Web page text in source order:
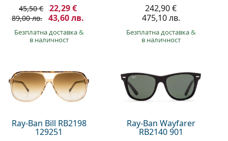
45,50 € 22,29 €
89,00 лв. 43,60 лв.
Безплатна доставка&
в наличност
242,90 €
475,10 лв.
Безплатна доставка&
в наличност
Ray-Ban Bill RB2198
129251
Ray-Ban Wayfarer
RB2140 901